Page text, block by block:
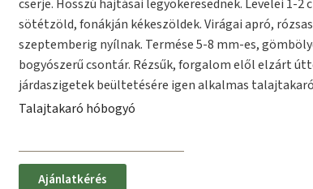
cserje. Hosszú hajtásai legyökeresednek. Levelei 1-2
sötétzöld, fonákján kékeszöldek. Virágai apró,
szeptemberig nyílnak. Termése 5-8 mm-es,
bogyószerű csontár. Rézsűk, forgalom elől elzárt
járdaszigetek beültetésére igen alkalmas
Talajtakaró hóbogyó
Ajánlatkérés